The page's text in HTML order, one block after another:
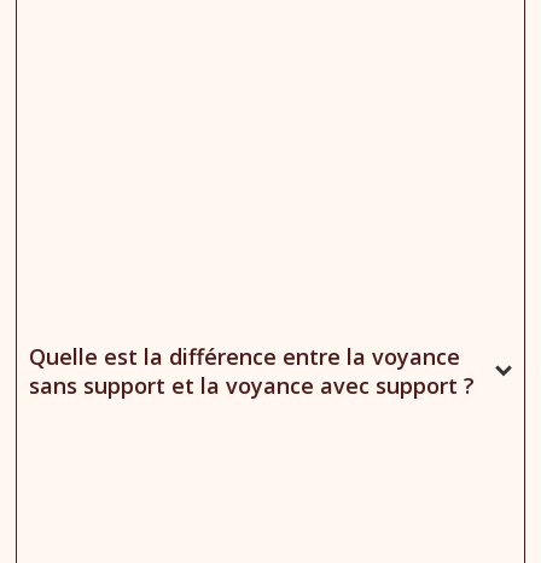
Quelle est la différence entre la voyance
sans support et la voyance avec support ?